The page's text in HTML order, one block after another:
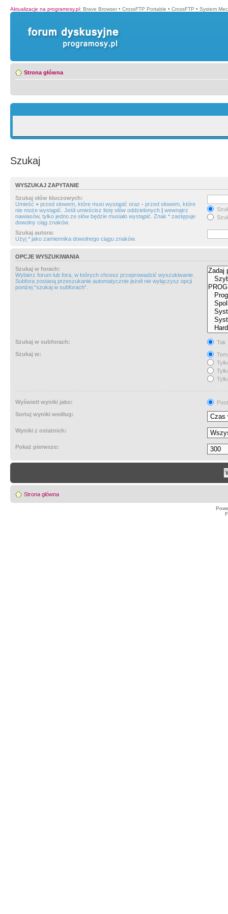
Aktualizacje na programosy.pl: Brave Browser • CrossFTP Portable • CrossFTP • System
Strona główna
Szukaj
WYSZUKAJ ZAPYTANIE
Szukaj słów kluczowych:
Umieść + przed słowem, które musi wystąpić oraz - przed słowem, które
nie może wystąpić. Jeśli umieścisz listę słów oddzielonych | wewnątrz
nawiasów, tylko jedno ze słów będzie musiało wystąpić. Znak * zastępuje
dowolny ciąg znaków.
Szukaj autora:
Użyj * jako zamiennika dowolnego ciągu znaków.
OPCJE WYSZUKIWANIA
Szukaj w forach:
Wybierz forum lub fora, w których chcesz przeprowadzić wyszukiwanie.
Subfora zostaną przeszukanie automatycznie jeżeli nie wyłączysz opcji
poniżej “szukaj w subforach“.
Szukaj w subforach:
Tak
Szukaj w:
Wyświetl wyniki jako:
Sortuj wyniki według:
Wyniki z ostatnich:
Pokaż pierwsze:
Strona główna